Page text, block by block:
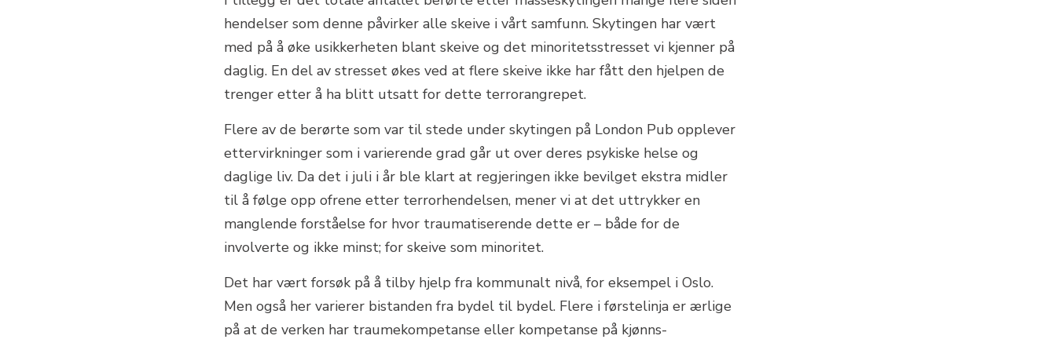
hendelser som denne påvirker alle skeive i vårt samfunn. Skytingen har vært
med på å øke usikkerheten blant skeive og det minoritetsstresset vi kjenner på
daglig. En del av stresset økes ved at flere skeive ikke har fått den hjelpen de
trenger etter å ha blitt utsatt for dette terrorangrepet.
Flere av de berørte som var til stede under skytingen på London Pub opplever
ettervirkninger som i varierende grad går ut over deres psykiske helse og
daglige liv. Da det i juli i år ble klart at regjeringen ikke bevilget ekstra midler
til å følge opp ofrene etter terrorhendelsen, mener vi at det uttrykker en
manglende forståelse for hvor traumatiserende dette er – både for de
involverte og ikke minst; for skeive som minoritet.
Det har vært forsøk på å tilby hjelp fra kommunalt nivå, for eksempel i Oslo.
Men også her varierer bistanden fra bydel til bydel. Flere i førstelinja er ærlige
på at de verken har traumekompetanse eller kompetanse på kjønns-